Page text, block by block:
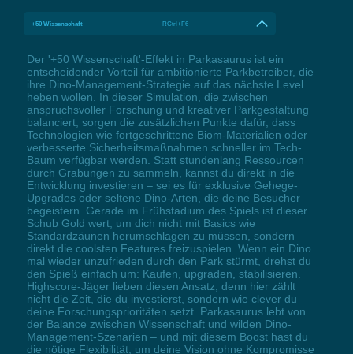
+50 Wissenschaft RCtrl+F6
Der '+50 Wissenschaft'-Effekt in Parkasaurus ist ein
entscheidender Vorteil für ambitionierte Parkbetreiber, die
ihre Dino-Management-Strategie auf das nächste Level
heben wollen. In dieser Simulation, die zwischen
anspruchsvoller Forschung und kreativer Parkgestaltung
balanciert, sorgen die zusätzlichen Punkte dafür, dass
Technologien wie fortgeschrittene Biom-Materialien oder
verbesserte Sicherheitsmaßnahmen schneller im Tech-
Baum verfügbar werden. Statt stundenlang Ressourcen
durch Grabungen zu sammeln, kannst du direkt in die
Entwicklung investieren – sei es für exklusive Gehege-
Upgrades oder seltene Dino-Arten, die deine Besucher
begeistern. Gerade im Frühstadium des Spiels ist dieser
Schub Gold wert, um dich nicht mit Basics wie
Standardzäunen herumschlagen zu müssen, sondern
direkt die coolsten Features freizuspielen. Wenn ein Dino
mal wieder unzufrieden durch den Park stürmt, drehst du
den Spieß einfach um: Kaufen, upgraden, stabilisieren.
Highscore-Jäger lieben diesen Ansatz, denn hier zählt
nicht die Zeit, die du investierst, sondern wie clever du
deine Forschungsprioritäten setzt. Parkasaurus lebt von
der Balance zwischen Wissenschaft und wilden Dino-
Management-Szenarien – und mit diesem Boost hast du
die nötige Flexibilität, um deine Vision ohne Kompromisse